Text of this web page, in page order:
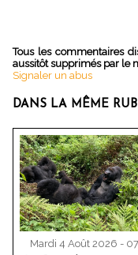
Tous les commentaires
aussitôt supprimés par le
Signaler un abus
DANS LA MÊME
Mardi 4 Août 2026 -